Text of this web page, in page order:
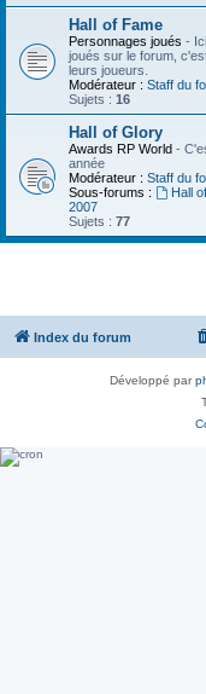
Hall of Fame
Personnages joués -
joués sur le forum,
leurs joueurs.
Modérateur : Staff du
Sujets : 16
Hall of Glory
Awards RP World -
année
Modérateur : Staff du
Sous-forums :
Hall
2007
Sujets : 77
Index du forum
Développé par